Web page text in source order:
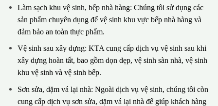
Làm sạch khu vệ sinh, bếp nhà hàng: Chúng tôi sử dụng các
sản phẩm chuyên dụng để vệ sinh khu vực bếp nhà hàng và
đảm bảo an toàn thực phẩm.
Vệ sinh sau xây dựng: KTA cung cấp dịch vụ vệ sinh sau khi
xây dựng hoàn tất, bao gồm dọn dẹp, vệ sinh sàn nhà, vệ sinh
khu vệ sinh và vệ sinh bếp.
Sơn sửa, dặm vá lại nhà: Ngoài dịch vụ vệ sinh, chúng tôi còn
cung cấp dịch vụ sơn sửa, dặm vá lại nhà để giúp khách hàng